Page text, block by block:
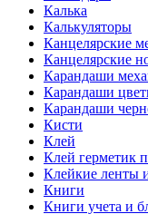
Калька
Калькуляторы
Канцелярские
Канцелярские
Карандаши
Карандаши
Карандаши
Кисти
Клей
Клей герметик
Клейкие ленты
Книги
Книги учета и